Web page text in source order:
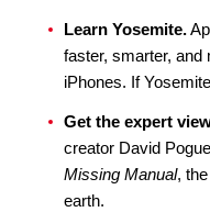
Learn Yosemite.
faster, smarter, and
iPhones. If
Get the expert
creator David
Missing Manual,
earth.